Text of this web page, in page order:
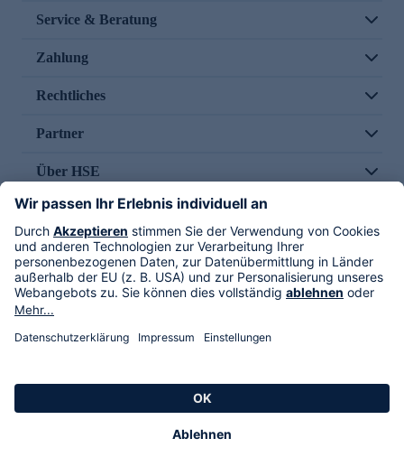
Service & Beratung
Zahlung
Rechtliches
Partner
Über HSE
Im TV
HSE International